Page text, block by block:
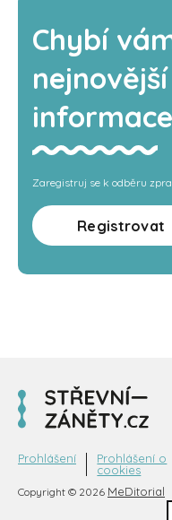
Chybí
nejnovější
Zaregistruj se k odběru
Registrovat
Copyright © 2026 MeDitorial
Prohlášení
Prohlášení o
cookies